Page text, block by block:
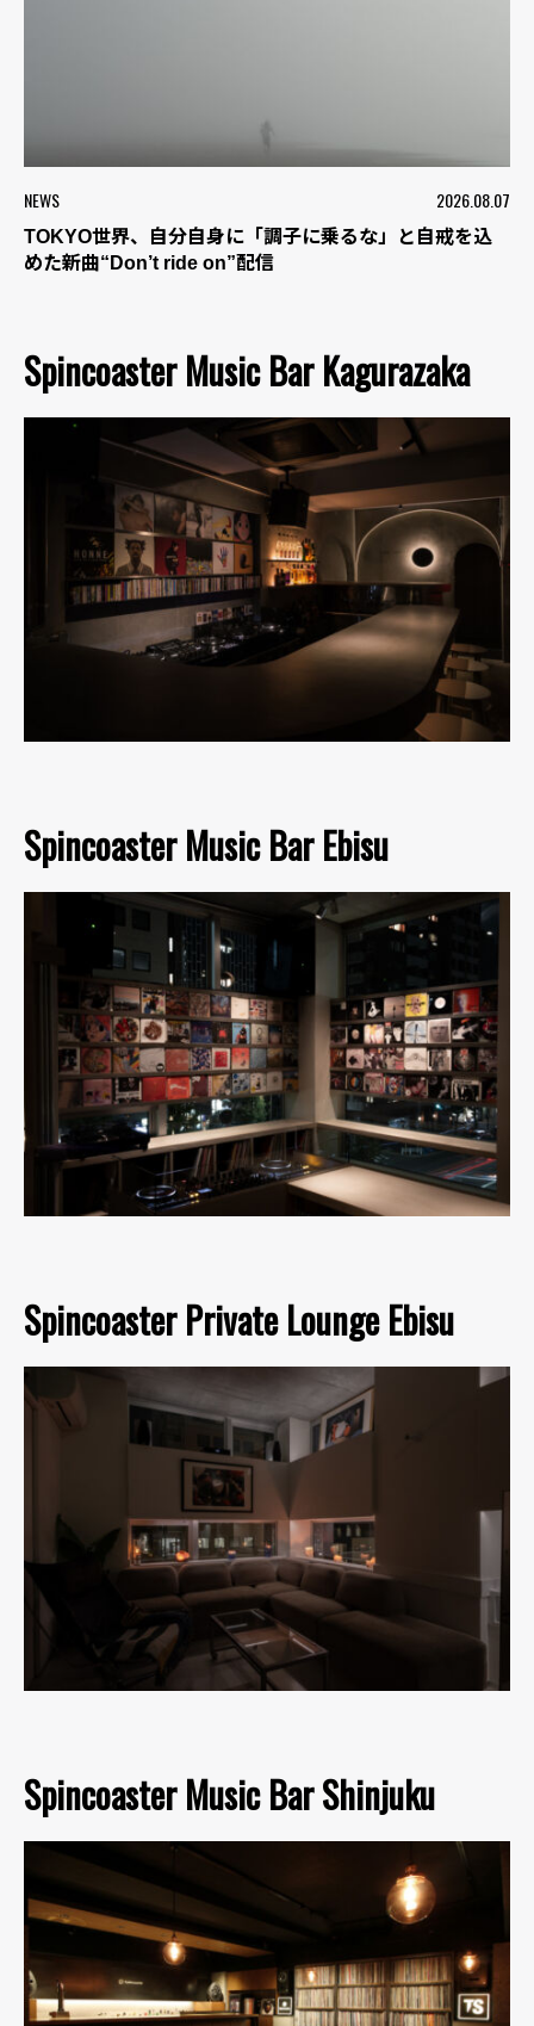
NEWS 2026.08.07
TOKYO世界、自分自身に「調子に乗るな」と自戒を込
めた新曲“Don’t ride on”配信
Spincoaster Music Bar Kagurazaka
Spincoaster Music Bar Ebisu
Spincoaster Private Lounge Ebisu
Spincoaster Music Bar Shinjuku